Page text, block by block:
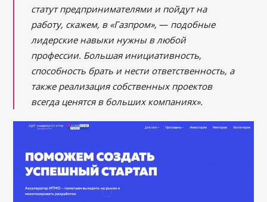
статут предпринимателями и пойдут на
работу, скажем, в «Газпром»,— подобные
лидерские навыки нужны в любой
профессии. Большая инициативность,
способность брать и нести ответственность, а
также реализация собственных проектов
всегда ценятся в больших компаниях».